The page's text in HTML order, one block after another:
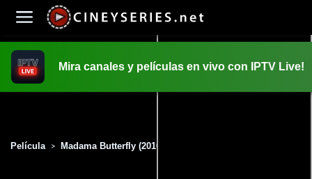
Mira canales y películas en vivo con IPTV Live!
Película > Madama Butterfly (2010)